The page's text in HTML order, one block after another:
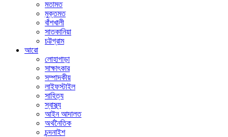
মতামত
মুক্তমত
বাঁশখালী
সাতকানিয়া
চট্টগ্রাম
আরো
লোহাগাড়া
সাক্ষাৎকার
সম্পাদকীয়
লাইফস্টাইল
সাহিত্য
স্বাস্থ্য
আইন আদালত
অর্থনৈতিক
চন্দনাইশ